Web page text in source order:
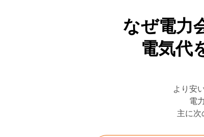
なぜ電力
電気代
より安
電
主に次